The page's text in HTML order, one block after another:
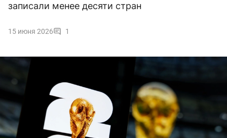
записали менее десяти стран
15 июня 2026 1